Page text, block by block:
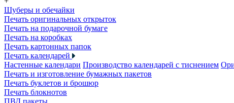
Шуберы и обечайки
Печать оригинальных открыток
Печать на подарочной бумаге
Печать на коробках
Печать картонных папок
Печать календарей
Настенные календари Производство календарей с тиснением
Печать и изготовление бумажных пакетов
Печать буклетов и брошюр
Печать блокнотов
ПВД пакеты